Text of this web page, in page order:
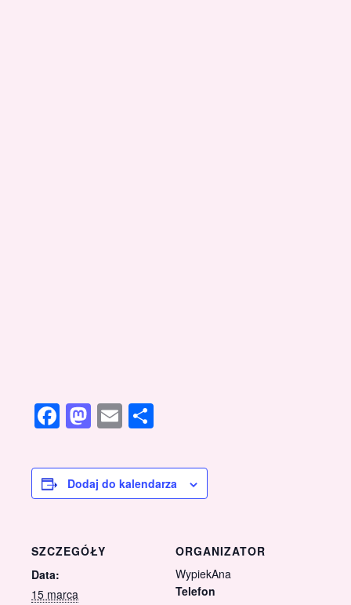
Facebook
Mastodon
Email
Dodaj do kalendarza
SZCZEGÓŁY
Data:
15 marca
ORGANIZATOR
WypiekAna
Telefon